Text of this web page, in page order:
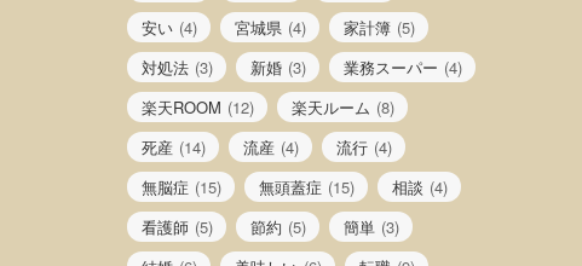
安い (4) 宮城県 (4) 家計簿 (5)
対処法 (3) 新婚 (3) 業務スーパー (4)
楽天ROOM (12) 楽天ルーム (8)
死産 (14) 流産 (4) 流行 (4)
無脳症 (15) 無頭蓋症 (15) 相談 (4)
看護師 (5) 節約 (5) 簡単 (3)